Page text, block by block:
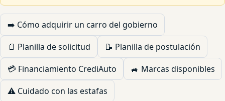
➡️ Cómo adquirir un carro del gobierno
📄 Planilla de solicitud
📝 Planilla de postulación
💳 Financiamiento CrediAuto
🚙 Marcas disponibles
⚠️ Cuidado con las estafas